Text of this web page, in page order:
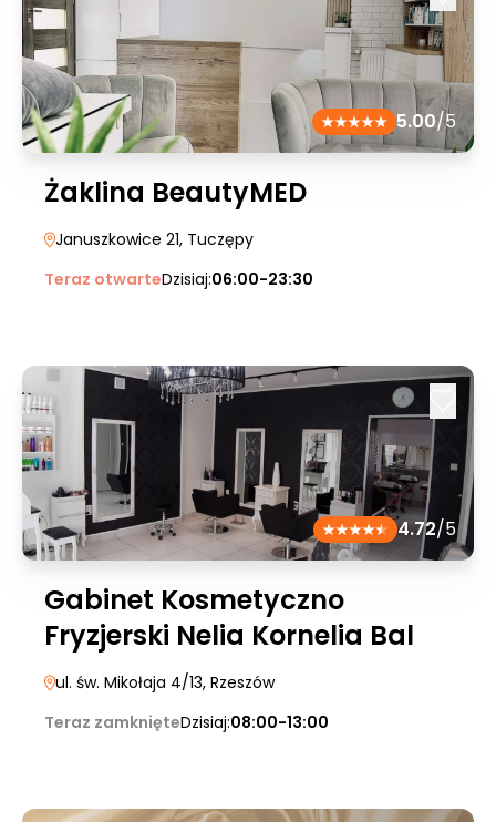
5.00/5
Żaklina BeautyMED
Januszkowice 21, Tuczępy
Teraz otwarteDzisiaj:06:00-23:30
4.72/5
Gabinet Kosmetyczno
Fryzjerski Nelia Kornelia Bal
ul. św. Mikołaja 4/13, Rzeszów
Teraz zamknięteDzisiaj:08:00-13:00